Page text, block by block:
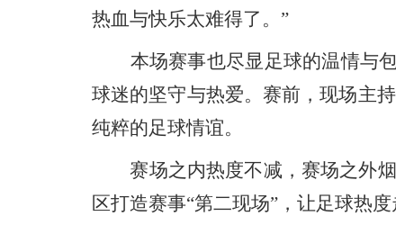
热血与快乐太难得了。”
本场赛事也尽显足球的温情与包
球迷的坚守与热爱。赛前，现场主
纯粹的足球情谊。
赛场之内热度不减，赛场之外烟
区打造赛事“第二现场”，让足球热